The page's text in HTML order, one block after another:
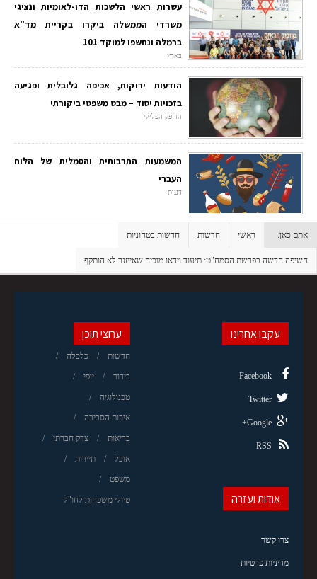
עשרות ראשי הלשכות הדו-לאומיות ונציגי
משרדי הממשלה ביקרו בקריית מד"א
ברמלה ונחשפו למוקד 101
בארץ
הודעות ירוקות, אכיפה גלובלית ופגיעה
בזכויות יסוד – מבט משפטי ביקורתי
הדופק הפלילי
המשמעות התרבותית והסמלית של הלוח
העברי
דעות
אתם כאן: ראשי חדשות חדשות בטחוניות
חשיפה חדשה בפרשת הסמח"ט: תיעוד וידאו מוכיח שאייזנר לא הותקף
ערוצי תוכן
חדשות כלכלה
בידור יופי
טכנולוגיה
איכות הסביבה
בריאות צדק חברתי
אוכל תיירות
משפט
טיולי משפחות לחו"ל
עקבו אחרינו
Facebook
Twitter
Google+
RSS
אודות ועזרה
צרו קשר
מדיניות פרטיות